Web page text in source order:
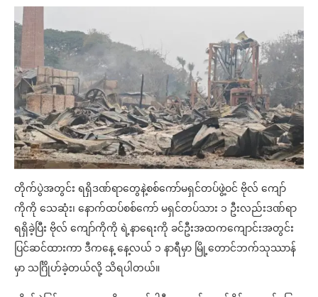
တိုက်ပွဲအတွင်း ရရှိဒဏ်ရာတွေနဲ့စစ်ကော်မရှင်တပ်ဖွဲ့ဝင် ဗိုလ် ကျော်
ကိုကို သေဆုံး၊ နောက်ထပ်စစ်ကော် မရှင်တပ်သား ၁ ဦးလည်းဒဏ်ရာ
ရရှိခဲ့ပြီး ဗိုလ် ကျော်ကိုကို ရဲ့နာရေးကို ခင်ဦးအထကကျောင်းအတွင်း
ပြင်ဆင်ထားကာ ဒီကနေ့ နေ့လယ် ၁ နာရီမှာ မြို့တောင်ဘက်သုဿာန်
မှာ သင်္ဂြိုဟ်ခဲ့တယ်လို့ သိရပါတယ်။